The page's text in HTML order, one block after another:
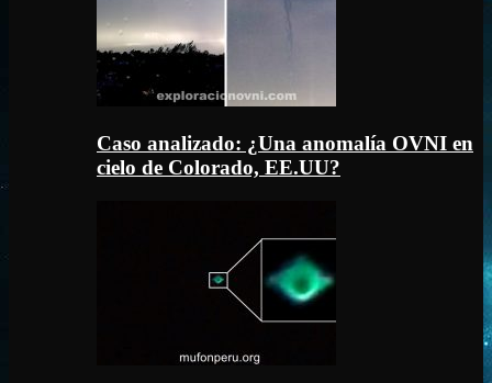
Caso analizado: ¿Una anomalía OVNI en
cielo de Colorado, EE.UU?